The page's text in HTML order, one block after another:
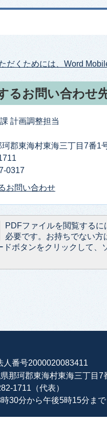
だくためには、Word
るお問い合わせ
計画調整担当
郡東海村東海三丁目7番1
0317
お問い合わせ
PDFファイルを閲覧する
必要です。お持ちでない
ドボタンをクリックして
人番号2000020083411
那珂郡東海村東海三丁目7
1711（代表）
30分から午後5時15分ま